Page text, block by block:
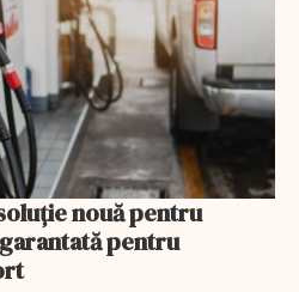
nouă pentru
pentru